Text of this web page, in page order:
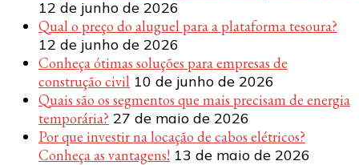
12 de junho de 2026
Qual o preço do aluguel para a plataforma tesoura?
12 de junho de 2026
Conheça ótimas soluções para empresas de
construção civil 10 de junho de 2026
Quais são os segmentos que mais precisam de energia
temporária? 27 de maio de 2026
Por que investir na locação de cabos elétricos?
Conheça as vantagens! 13 de maio de 2026